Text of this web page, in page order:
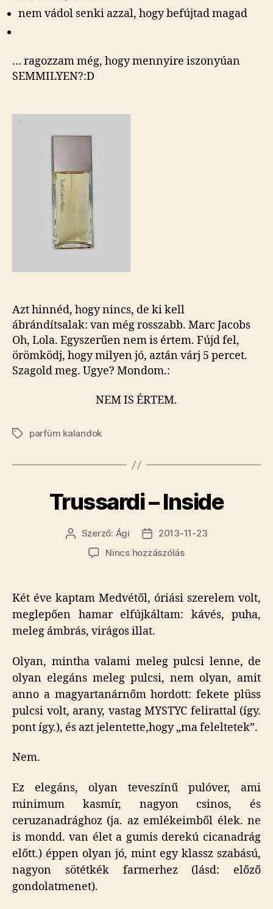
nem vádol senki azzal, hogy befújtad magad
… ragozzam még, hogy mennyire iszonyúan
SEMMILYEN?:D
Azt hinnéd, hogy nincs, de ki kell
ábrándítsalak: van még rosszabb. Marc Jacobs
Oh, Lola. Egyszerűen nem is értem. Fújd fel,
örömködj, hogy milyen jó, aztán várj 5 percet.
Szagold meg. Ugye? Mondom.:
NEM IS ÉRTEM.
Címkékparfüm kalandok
Trussardi – Inside
Bejegyzés
szerzője
Szerző: Ági
Bejegyzés
dátuma
2013-11-23
Nincs hozzászólása(z)
Két éve kaptam Medvétől, óriási szerelem volt,
meglepően hamar elfújkáltam: kávés, puha,
meleg ámbrás, virágos illat.
Olyan, mintha valami meleg pulcsi lenne, de
olyan elegáns meleg pulcsi, nem olyan, amit
anno a magyartanárnőm hordott: fekete plüss
pulcsi volt, arany, vastag MYSTYC felirattal (így.
pont így.), és azt jelentette,hogy „ma feleltetek”.
Nem.
Ez elegáns, olyan teveszínű pulóver, ami
minimum kasmír, nagyon csinos, és
ceruzanadrághoz (ja. az emlékeimből élek. ne
is mondd. van élet a gumis derekú cicanadrág
előtt.) éppen olyan jó, mint egy klassz szabású,
nagyon sötétkék farmerhez (lásd: előző
gondolatmenet).